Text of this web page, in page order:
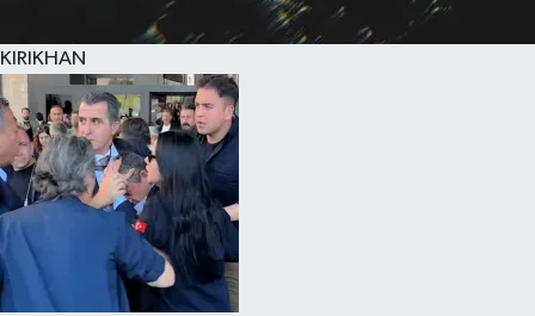
KIRIKHAN